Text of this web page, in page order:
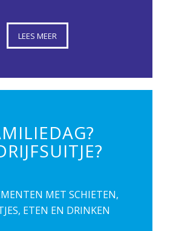
LEES MEER
MET SCHIETEN,
ETEN EN DRINKEN